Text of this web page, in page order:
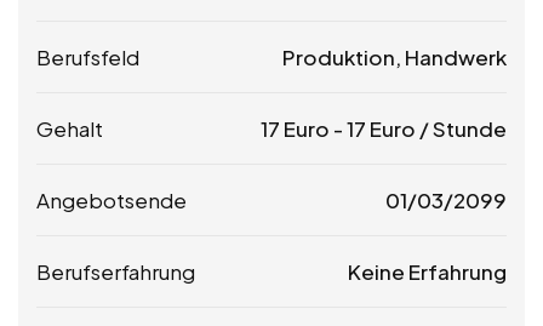
Berufsfeld Produktion, Handwerk
Gehalt 17 Euro -17 Euro / Stunde
Angebotsende 01/03/2099
Berufserfahrung Keine Erfahrung